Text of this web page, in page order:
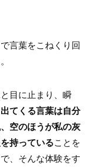
言葉をこねくり回
目に止まり、瞬
てくる言葉は自分
空のほうが私の灰
持っていることを
、そんな体験をす